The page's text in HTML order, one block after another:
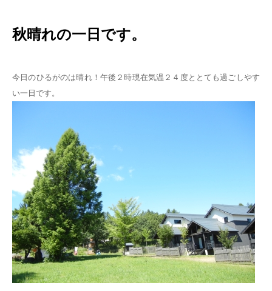
秋晴れの一日です。
今日のひるがのは晴れ！午後２時現在気温２４度ととても過ごしやす
い一日です。